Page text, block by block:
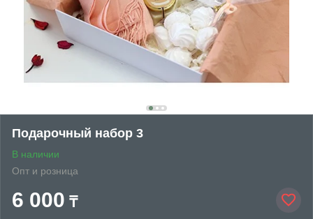
Подарочный набор 3
В наличии
Опт и розница
6 000 ₸